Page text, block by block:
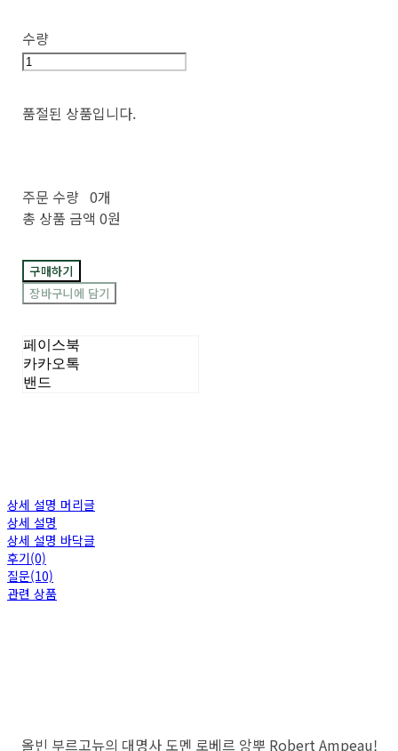
수량
품절된 상품입니다.
주문 수량 0개
총 상품 금액 0원
구매하기
장바구니에 담기
페이스북
카카오톡
밴드
상세 설명 머리글
상세 설명
상세 설명 바닥글
후기(0)
질문(10)
관련 상품
올빈 부르고뉴의 대명사 도멘 로베르 앙뿌 Robert Ampeau!